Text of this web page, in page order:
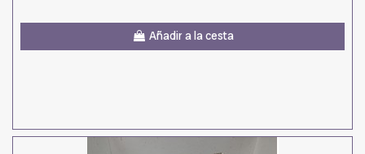
Añadir a la cesta